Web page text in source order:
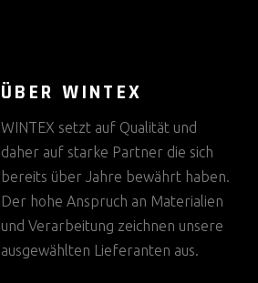
ÜBER WINTEX
WINTEX setzt auf Qualität und
daher auf starke Partner die sich
bereits über Jahre bewährt haben.
Der hohe Anspruch an Materialien
und Verarbeitung zeichnen unsere
ausgewählten Lieferanten aus.